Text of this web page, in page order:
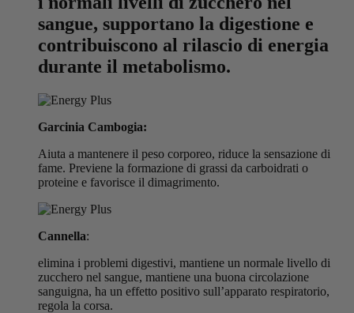
sangue, supportano la digestione e
contribuiscono al rilascio di energia
durante il metabolismo.
Garcinia Cambogia:
Aiuta a mantenere il peso corporeo, riduce la sensazione di
fame. Previene la formazione di grassi da carboidrati o
proteine ​​e favorisce il dimagrimento.
Cannella:
elimina i problemi digestivi, mantiene un normale livello di
zucchero nel sangue, mantiene una buona circolazione
sanguigna, ha un effetto positivo sull’apparato respiratorio,
regola la corsa.